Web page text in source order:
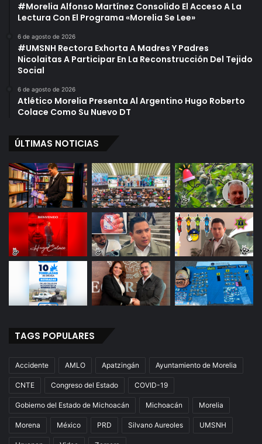
#Morelia Alfonso Martínez Consolido El Acceso A La
Lectura Con El Programa «Morelia Se Lee»
6 de agosto de 2026
#UMSNH Rectora Exhorta A Madres Y Padres
Nicolaitas A Participar En La Reconstrucción Del Tejido
Social
6 de agosto de 2026
Atlético Morelia Presenta Al Argentino Hugo Roberto
Colace Como Su Nuevo DT
ÚLTIMAS NOTICIAS
TAGS POPULARES
Accidente AMLO Apatzingán Ayuntamiento de Morelia
CNTE Congreso del Estado COVID-19
Gobierno del Estado de Michoacán Michoacán Morelia
Morena México PRD Silvano Aureoles UMSNH